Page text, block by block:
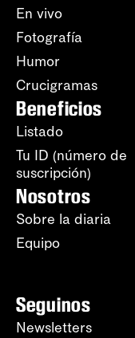
En vivo
Fotografía
Humor
Crucigramas
Beneficios
Listado
Tu ID (número de
suscripción)
Nosotros
Sobre la diaria
Equipo
Seguinos
Newsletters